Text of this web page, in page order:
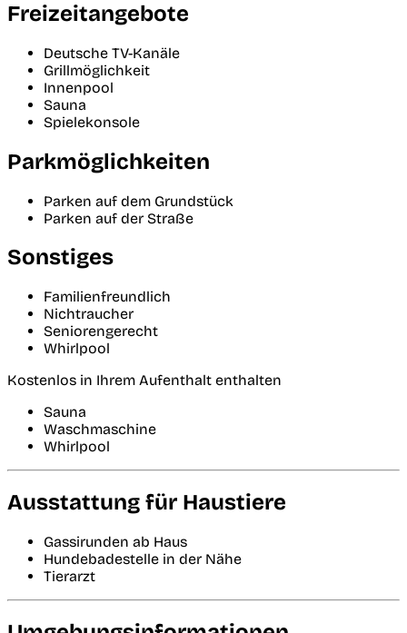
Freizeitangebote
Deutsche TV-Kanäle
Grillmöglichkeit
Innenpool
Sauna
Spielekonsole
Parkmöglichkeiten
Parken auf dem Grundstück
Parken auf der Straße
Sonstiges
Familienfreundlich
Nichtraucher
Seniorengerecht
Whirlpool
Kostenlos in Ihrem Aufenthalt enthalten
Sauna
Waschmaschine
Whirlpool
Ausstattung für Haustiere
Gassirunden ab Haus
Hundebadestelle in der Nähe
Tierarzt